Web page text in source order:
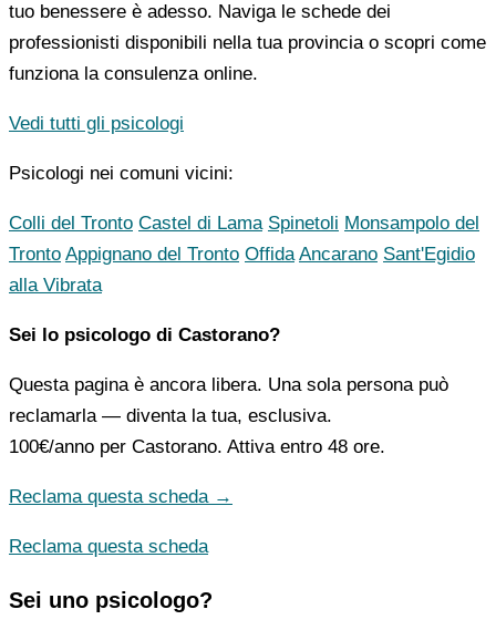
tuo benessere è adesso. Naviga le schede dei
professionisti disponibili nella tua provincia o scopri come
funziona la consulenza online.
Vedi tutti gli psicologi
Psicologi nei comuni vicini:
Colli del Tronto Castel di Lama Spinetoli Monsampolo del
Tronto Appignano del Tronto Offida Ancarano Sant'Egidio
alla Vibrata
Sei lo psicologo di Castorano?
Questa pagina è ancora libera. Una sola persona può
reclamarla — diventa la tua, esclusiva.
100€/anno per Castorano. Attiva entro 48 ore.
Reclama questa scheda →
Reclama questa scheda
Sei uno psicologo?